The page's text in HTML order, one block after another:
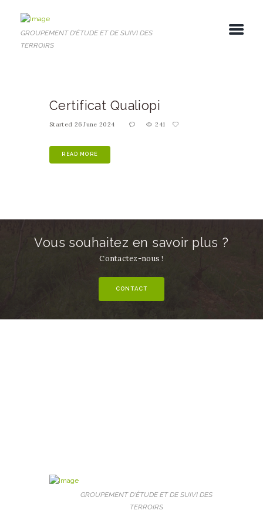
GROUPEMENT D'ÉTUDE ET DE SUIVI DES
TERROIRS
Certificat Qualiopi
Started 26 June 2024 241
READ MORE
Vous souhaitez en savoir plus ?
Contactez-nous !
CONTACT
GROUPEMENT D'ÉTUDE ET DE SUIVI DES
TERROIRS